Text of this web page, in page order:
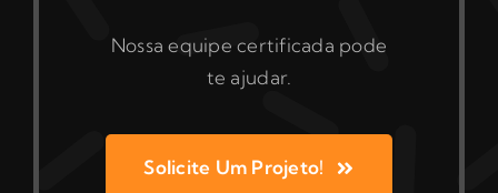
Nossa equipe certificada pode
te ajudar.
Solicite Um Projeto!